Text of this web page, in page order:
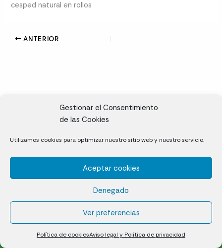
Gestionar el Consentimiento
de las Cookies
Utilizamos cookies para optimizar nuestro sitio web y nuestro servicio.
Aceptar cookies
Denegado
Ver preferencias
Política de cookiesAviso legal y Política de privacidad
cesped natural en rollos
ANTERIOR
Cáceres
Césped natural en tepes
Política de cookies (UE)
Aviso legal y Política de privacidad
¿Quiénes somos?
Contacto